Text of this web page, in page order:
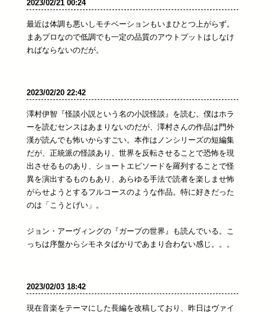
2023/02/21 00:24
最近は体調も悪いしモチベーションもいまひとつ上がらず。
まあプロなので低調でも一定の品質のアウトプットはしなけ
ればならないのだが。
2023/02/20 22:42
澤村伊智『怪談小説という名の小説怪談』を読む。僕はホラ
ーを読むセンスはあまりないのだが、澤村さんの作品は門外
漢が読んでも怖いからすごい。本作はノンシリーズの短編集
だが、正統派の怪談あり、世界を反転させることで恐怖を現
出させるものあり、ショートエピソードを羅列することで怪
異を演出するものもあり、あらゆる手法で読者を楽しませ怖
がらせようとするフルコースのような作品。特に好きだった
のは「こうとげい」。
ジョン・アーヴィングの『ガープの世界』も読んでいる。こ
っちは序盤からシモネタばかりであまり合わない感じ。。。
2023/02/03 18:42
現在音楽をテーマにした長編を改稿しており、昨日はヴァイ